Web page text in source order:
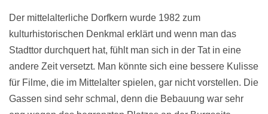
Der mittelalterliche Dorfkern wurde 1982 zum
kulturhistorischen Denkmal erklärt und wenn man das
Stadttor durchquert hat, fühlt man sich in der Tat in eine
andere Zeit versetzt. Man könnte sich eine bessere Kulisse
für Filme, die im Mittelalter spielen, gar nicht vorstellen. Die
Gassen sind sehr schmal, denn die Bebauung war sehr